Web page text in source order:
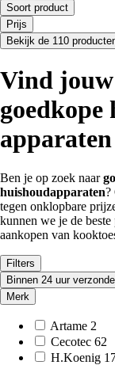
Soort product
Prijs
Bekijk de 110
Vind
Ben je op zoek naar
huishoudapparaten?
tegen onklopbare
kunnen we je de
aankopen van
Filters
Binnen 24 uur
Merk
Artame 2
Cecotec 62
H.Koenig